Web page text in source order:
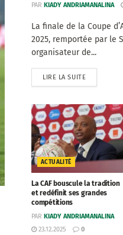
PAR KIADY ANDRIAMANALINA
La finale de la Coupe
2025, remportée par le
organisateur de...
LIRE LA SUITE
ACTUALITÉ
La CAF bouscule la tradition
et redéfinit ses grandes
compétitions
PAR KIADY ANDRIAMANALINA
23.12.2025
0